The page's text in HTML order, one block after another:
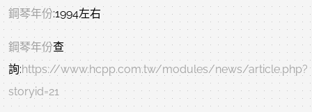
鋼琴年份:1994左右
鋼琴年份查
詢:https://www.hcpp.com.tw/modules/news/article.php?
storyid=21